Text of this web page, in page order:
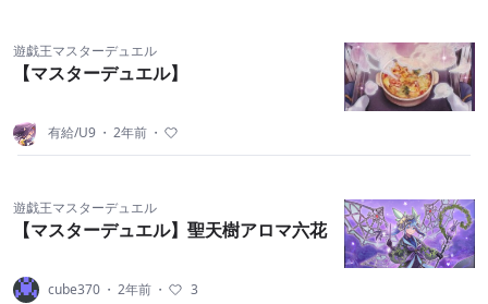
遊戯王マスターデュエル
【マスターデュエル】
有給/U9 ・ 2年前 ・
遊戯王マスターデュエル
【マスターデュエル】聖天樹アロマ六花
cube370 ・ 2年前 ・ 3